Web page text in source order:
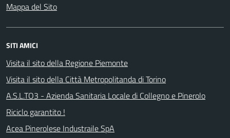
Mappa del Sito
SITI AMICI
Visita il sito della Regione Piemonte
Visita il sito della Città Metropolitanda di Torino
A.S.L.TO3 - Azienda Sanitaria Locale di Collegno e Pinerolo
Riciclo garantito !
Acea Pinerolese Industraile SpA